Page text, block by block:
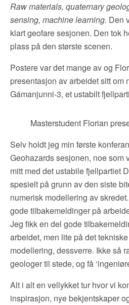
Raw materials, quaternary
sensing, machine learning. Den
klart geofare sesjonen. Den tok
plass på den største scenen.
Postere var det mange av og
presentasjon av arbeidet sitt om
Gámanjunni-3, et ustabilt
Masterstudent Florian
Selv holdt jeg min første
Geohazards sesjonen, noe som
mitt med det ustabile fjellpartiet
spesielt på grunn av den siste
numerisk modellering av
gode tilbakemeldinger på
Jeg fikk en del gode
arbeidet, men lite på det
modellering, dessverre. Ikke så
geologer til stede, og få
Alt i alt en vellykket tur hvor vi
inspirasjon, nye bekjentskaper